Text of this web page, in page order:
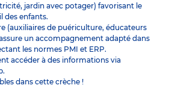
jardin avec potager) favorisant le
des enfants.
(auxiliaires de puériculture, éducateurs
un accompagnement adapté dans
les normes PMI et ERP.
accéder à des informations via
dans cette crèche !